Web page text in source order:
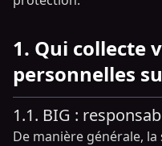
1. Qui collecte
personnelles
1.1. BIG :
De manière générale,